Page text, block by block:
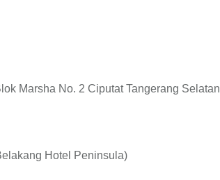
Marsha No. 2 Ciputat Tangerang Selatan
Hotel Peninsula)